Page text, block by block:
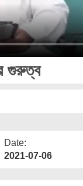
গুরুত্ব
Date:
2021-07-06